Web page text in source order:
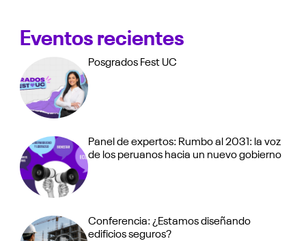
Eventos recientes
Posgrados Fest UC
Panel de expertos: Rumbo al 2031: la voz
de los peruanos hacia un nuevo gobierno
Conferencia: ¿Estamos diseñando
edificios seguros?